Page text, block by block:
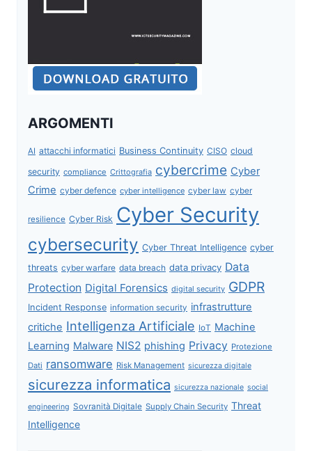
ARGOMENTI
AI attacchi informatici Business Continuity CISO cloud
security compliance Crittografia cybercrime Cyber
Crime cyber defence cyber intelligence cyber law cyber
resilience Cyber Risk Cyber Security
cybersecurity Cyber Threat Intelligence cyber
threats cyber warfare data breach data privacy Data
Protection Digital Forensics digital security GDPR
Incident Response information security infrastrutture
critiche Intelligenza Artificiale IoT Machine
Learning Malware NIS2 phishing Privacy Protezione
Dati ransomware Risk Management sicurezza digitale
sicurezza informatica sicurezza nazionale social
engineering Sovranità Digitale Supply Chain Security Threat
Intelligence